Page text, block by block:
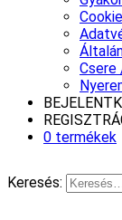
Csere
0 termékek
Keresés: